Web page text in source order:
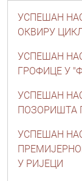
УСПЕШАН
ОКВИРУ
УСПЕШАН
ГРОФИЦЕ У
УСПЕШАН
ПОЗОРИШТА
УСПЕШАН
У РИЈЕЦИ